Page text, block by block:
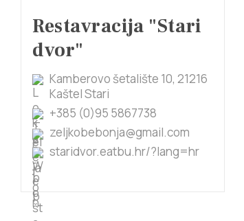
Restavracija "Stari
dvor"
Kamberovo šetalište 10, 21216
Kaštel Stari
+385 (0)95 5867738
zeljkobebonja@gmail.com
staridvor.eatbu.hr/?lang=hr